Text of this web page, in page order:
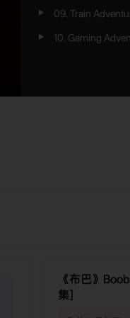
09. Train
10. Gaming
《布巴》
集]